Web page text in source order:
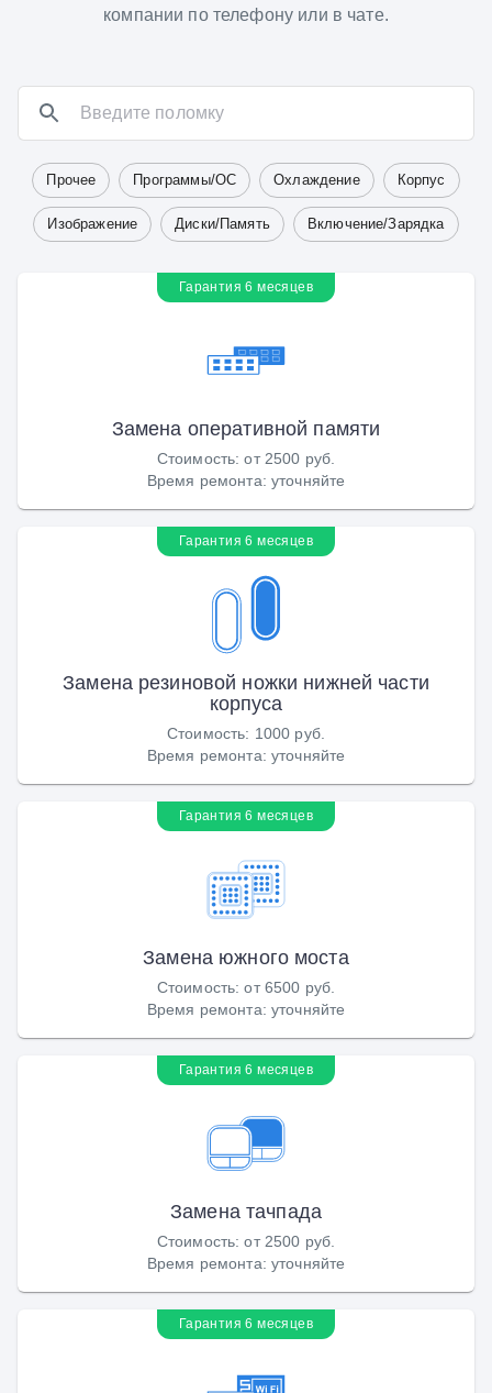
компании по телефону или в чате.
Прочее Программы/ОС Охлаждение Корпус
Изображение Диски/Память Включение/Зарядка
Гарантия 6 месяцев
Замена оперативной памяти
Стоимость:от 2500 руб.
Время ремонта: уточняйте
Гарантия 6 месяцев
Замена резиновой ножки нижней части
корпуса
Стоимость: 1000 руб.
Время ремонта: уточняйте
Гарантия 6 месяцев
Замена южного моста
Стоимость:от 6500 руб.
Время ремонта: уточняйте
Гарантия 6 месяцев
Замена тачпада
Стоимость:от 2500 руб.
Время ремонта: уточняйте
Гарантия 6 месяцев